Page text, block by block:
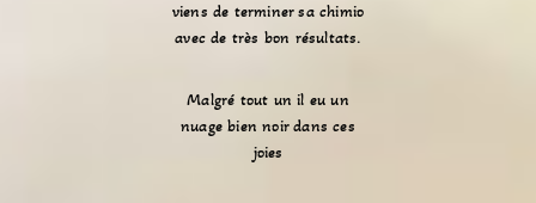
viens de terminer sa chimio
avec de très bon résultats.
Malgré tout un il eu un
nuage bien noir dans ces
joies